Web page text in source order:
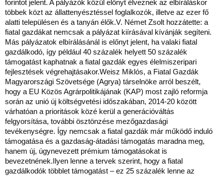
forintot jelent. A pályázók közül előnyt élveznek az elbíráláskor
többek közt az állattenyésztéssel foglalkozók, illetve az ezer fő
alatti településen és a tanyán élők.V. Német Zsolt hozzátette: a
fiatal gazdákat nemcsak a pályázat kiírásával kívánják segíteni.
Más pályázatok elbírálásánál is előnyt jelent, ha valaki fiatal
gazdálkodó, így például 40 százalék helyett 50 százalék
támogatást kaphatnak a fiatal gazdák egyes élelmiszeripari
fejlesztések végrehajtásakor.Weisz Miklós, a Fiatal Gazdák
Magyarországi Szövetsége (Agrya) társelnöke arról beszélt,
hogy a EU Közös Agrárpolitikájának (KAP) most zajló reformja
során az unió új költségvetési időszakában, 2014-20 között
várhatóan a prioritások közé kerül a generációváltás
felgyorsítása, további ösztönzése mezőgazdasági
tevékenységre. Így nemcsak a fiatal gazdák már működő induló
támogatása és a gazdaság-átadási támogatás maradna meg,
hanem új, úgynevezett prémium támogatásokat is
bevezetnének.Ilyen lenne a tervek szerint, hogy a fiatal
gazdálkodók többlet támogatást – ez 25 százalék lenne az